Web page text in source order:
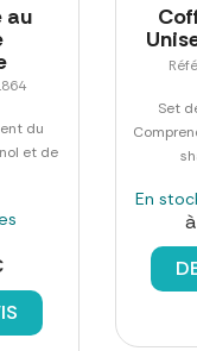
au
du
et de
Set
En